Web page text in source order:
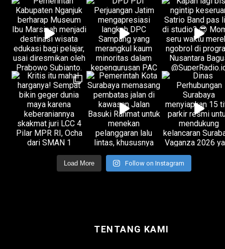
Load More Follow on Instagram
TENTANG KAMI